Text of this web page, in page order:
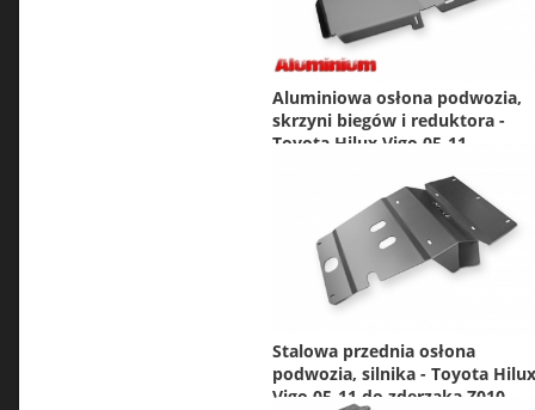
Aluminiowa osłona podwozia,
skrzyni biegów i reduktora -
Toyota Hilux Vigo 05-11
Stalowa przednia osłona
podwozia, silnika - Toyota Hilux
Vigo 05-11 do zderzaka Z010